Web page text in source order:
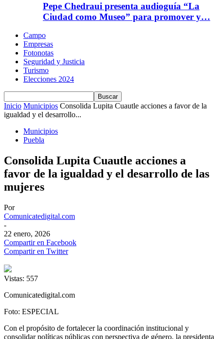
Pepe Chedraui presenta audioguía “La
Ciudad como Museo” para promover y…
Campo
Empresas
Fotonotas
Seguridad y Justicia
Turismo
Elecciones 2024
Inicio Municipios Consolida Lupita Cuautle acciones a favor de la
igualdad y el desarrollo...
Municipios
Puebla
Consolida Lupita Cuautle acciones a
favor de la igualdad y el desarrollo de las
mujeres
Por
Comunicatedigital.com
-
22 enero, 2026
Compartir en Facebook
Compartir en Twitter
Vistas: 557
Comunicatedigital.com
Foto: ESPECIAL
Con el propósito de fortalecer la coordinación institucional y
consolidar políticas públicas con perspectiva de género, la presidenta